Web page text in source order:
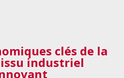
clés de la
industriel